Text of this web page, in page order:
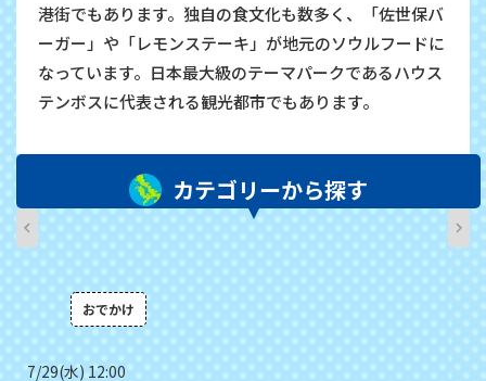
港街でもあります。独自の食文化も数多く、「佐世保バ
ーガー」や「レモンステーキ」が地元のソウルフードに
なっています。日本最大級のテーマパークであるハウス
テンボスに代表される観光都市でもあります。
カテゴリーから探す
おでかけ
7/29(水) 12:00